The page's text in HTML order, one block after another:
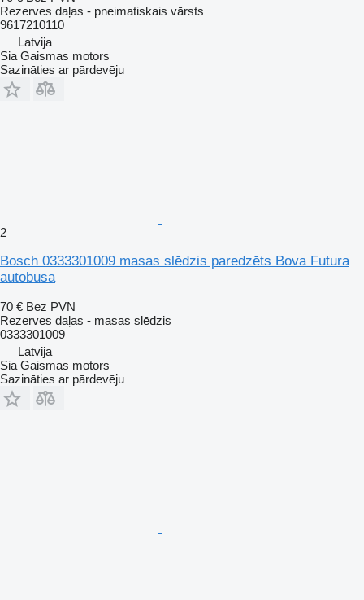
Rezerves daļas - pneimatiskais vārsts
9617210110
Latvija
Sia Gaismas motors
Sazināties ar pārdevēju
2
Bosch 0333301009 masas slēdzis paredzēts Bova Futura
autobusa
70 € Bez PVN
Rezerves daļas - masas slēdzis
0333301009
Latvija
Sia Gaismas motors
Sazināties ar pārdevēju